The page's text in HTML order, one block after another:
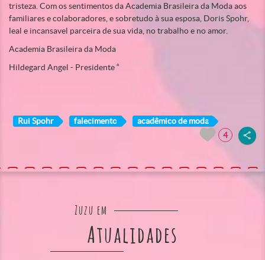
tristeza. Com os sentimentos da Academia Brasileira da Moda aos
familiares e colaboradores, e sobretudo à sua esposa, Doris Spohr,
leal e incansavel parceira de sua vida, no trabalho e no amor.
Academia Brasileira da Moda
Hildegard Angel - Presidente “
Rui Spohr falecimento
acadêmico de moda
4
Zuzu em
Atualidades